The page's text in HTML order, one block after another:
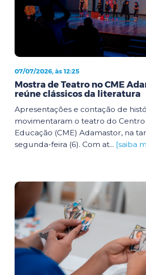
07/07/2026, às 12:25
Mostra de Teatro no CME
reúne clássicos da literatura
Apresentações e contação de
movimentaram o teatro do
Educação (CME) Adamastor, na
segunda-feira (6). Com at... [saiba